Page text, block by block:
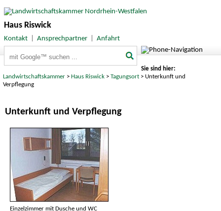
Haus Riswick
Kontakt| Ansprechpartner| Anfahrt
Sie sind hier:
Landwirtschaftskammer > Haus Riswick >Tagungsort > Unterkunft und
Verpflegung
Unterkunft und Verpflegung
Einzelzimmer mit Dusche und WC